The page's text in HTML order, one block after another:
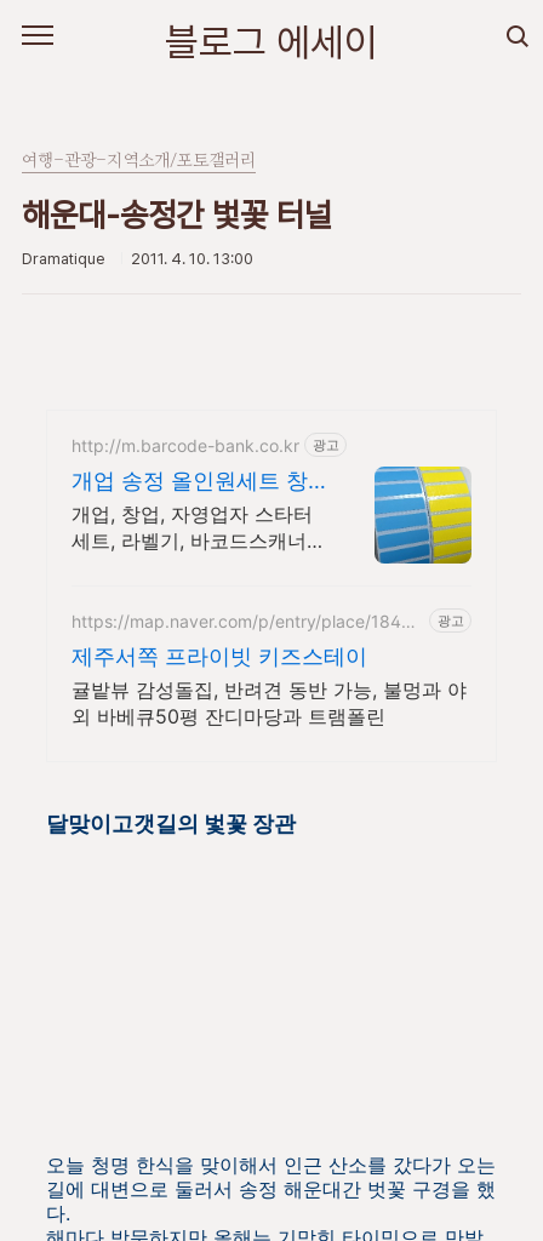
블로그 에세이
여행-관광-지역소개/포토갤러리
해운대-송정간 벛꽃 터널
Dramatique 2011. 4. 10. 13:00
http://m.barcode-bank.co.kr 광고
개업 송정 올인원세트 창
업에 필요한 라벨기기 세
트
개업, 창업, 자영업자 스타터
세트, 라벨기, 바코드스캐너,
https://map.naver.com/p/entry/place/18493
광고
제주서쪽 프라이빗 키즈스테이
귤밭뷰 감성돌집, 반려견 동반 가능, 불멍과 야
외 바베큐50평 잔디마당과 트램폴린
달맞이고갯길의 벛꽃 장관
오늘 청명 한식을 맞이해서 인근 산소를 갔다가 오는
길에 대변으로 둘러서 송정 해운대간 벗꽃 구경을 했
다.